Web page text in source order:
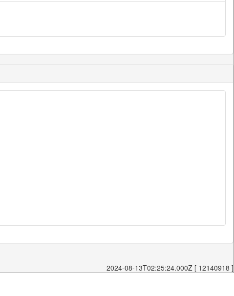
2024-08-13T02:25:24.000Z [ 12140918 ]